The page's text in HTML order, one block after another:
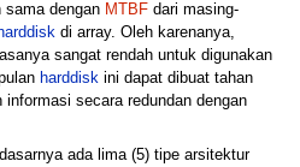
dengan MTBFdari masing-
harddiskdi array. Oleh karenanya,
sangat rendah untuk digunakan
harddiskini dapat dibuat tahan
secara redundan dengan
ada lima (5) tipe arsitektur